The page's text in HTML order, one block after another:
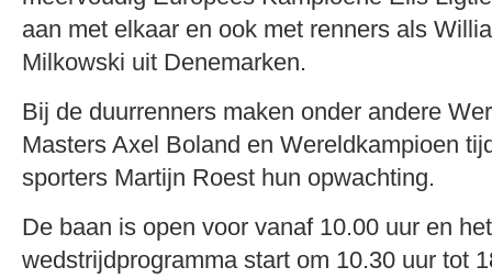
aan met elkaar en ook met renners als
Milkowski uit Denemarken.
Bij de duurrenners maken onder andere
Masters Axel Boland en Wereldkampioen
sporters Martijn Roest hun opwachting.
De baan is open voor vanaf 10.00 uur en het
wedstrijdprogramma start om 10.30 uur tot